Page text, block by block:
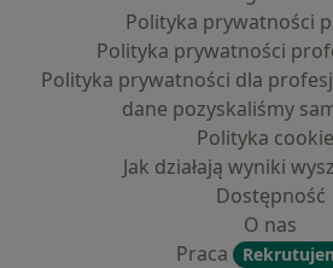
Polityka prywatności
Polityka prywatności
Polityka prywatności dla
dane pozyskaliśmy
Polityka
Jak działają wyniki
Dostępność
O nas
Praca